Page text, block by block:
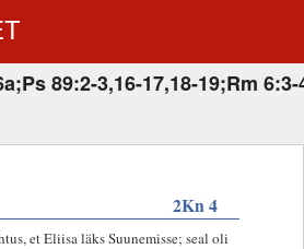
89:2-3,16-17,18-19;Rm
2Kn 4
et Eliisa läks Suunemisse; seal oli